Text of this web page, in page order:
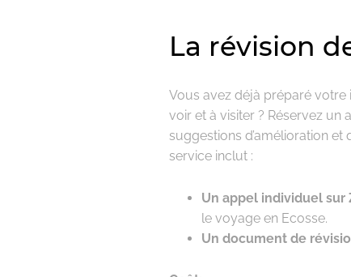
La révision
Vous avez déjà préparé votre
voir et à visiter ? Réservez
suggestions d’amélioration
service inclut :
Un appel individuel sur
le voyage en Ecosse.
Un document de